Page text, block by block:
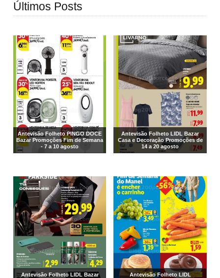
Últimos Posts
Antevisão Folheto PINGO DOCE
Bazar Promoções Fim de Semana
- 7 a 10 agosto
Antevisão Folheto LIDL Bazar
Casa e Decoração Promoções de
14 a 20 agosto
Antevisão Folheto LIDL Bazar Antevisão Folheto LIDL